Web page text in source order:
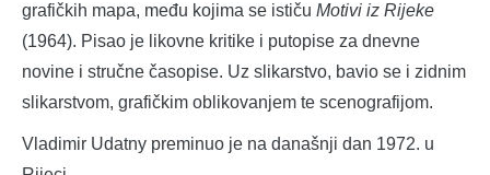
grafičkih mapa, među kojima se ističu Motivi iz Rijeke
(1964). Pisao je likovne kritike i putopise za dnevne
novine i stručne časopise. Uz slikarstvo, bavio se i zidnim
slikarstvom, grafičkim oblikovanjem te scenografijom.
Vladimir Udatny preminuo je na današnji dan 1972. u